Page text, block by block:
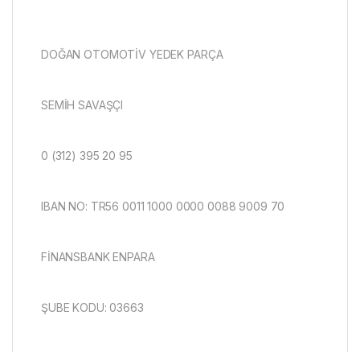
DOĞAN OTOMOTİV YEDEK PARÇA
SEMİH SAVAŞÇI
0 (312) 395 20 95
IBAN NO: TR56 0011 1000 0000 0088 9009 70
FİNANSBANK ENPARA
ŞUBE KODU: 03663